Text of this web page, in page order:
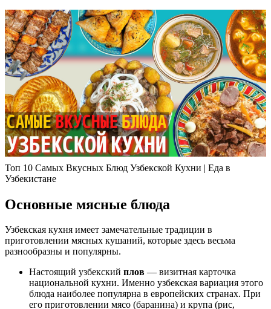
Топ 10 Самых Вкусных Блюд Узбекской Кухни | Еда в
Узбекистане
Основные мясные блюда
Узбекская кухня имеет замечательные традиции в
приготовлении мясных кушаний, которые здесь весьма
разнообразны и популярны.
Настоящий узбекский плов — визитная карточка
национальной кухни. Именно узбекская вариация этого
блюда наиболее популярна в европейских странах. При
его приготовлении мясо (баранина) и крупа (рис,